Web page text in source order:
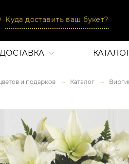
Куда доставить ваш букет?
и подарков Каталог